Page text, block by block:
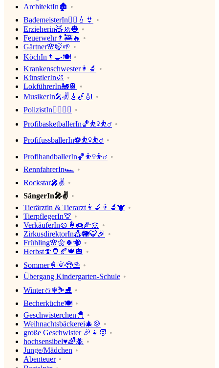
ArchitektIn🏚
BademeisterIn🤽‍♂️💧👙
Erzieherin🧸🚸🎃
Feuerwehr👨‍🚒🔥
Gärtner🌸🍃🌱
KöchIn👨‍🍳🍽
Krankenschwester👩‍🔬
KünstlerIn🎨
LokführerIn🚂🚆
MusikerIn🎤✌🎸🎷🎻
PolizistIn👮‍♀️👮‍♂️
ProfibasketballerIn🏀⛹️‍♀️⛹️‍♂️
ProfifussballerIn⚽⛹️‍♀️⛹️‍♂️
ProfihandballerIn🏀⛹️‍♀️⛹️‍♂️
RennfahrerIn🏎
Rockstar🎤✌
SängerIn🎤✌
Tierärztin & Tierarzt👩‍🔬👨‍🔬🐮
TierpflegerIn🦒
VerkäuferIn🥨🍦🍩🌽🌼
ZirkusdirektorIn🎪🐘🐯🎉
Frühling🌸🌼🍀🐝
Herbst🍄🌻🍂🍁🎃
Sommer🍦🌞😎⛱
Übergang Kindergarten-Schule
Winter⛄❄⛷⛸
Becherküche🍽
Geschwisterchen🐣
Weihnachtsbäckerei🎄🍪
große Geschwister 🎉👧🧑
hochsensibel♥🌈🐜
Junge/Mädchen
Abenteuer